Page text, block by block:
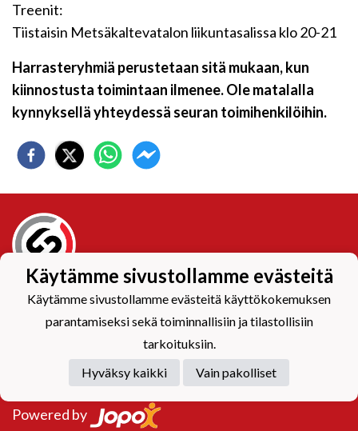
Treenit:
Tiistaisin Metsäkaltevatalon liikuntasalissa klo 20-21
Harrasteryhmiä perustetaan sitä mukaan, kun
kiinnostusta toimintaan ilmenee. Ole matalalla
kynnyksellä yhteydessä seuran toimihenkilöihin.
Tietosuojaseloste
Powered by
Käytämme sivustollamme evästeitä
Käytämme sivustollamme evästeitä käyttökokemuksen
parantamiseksi sekä toiminnallisiin ja tilastollisiin
tarkoituksiin.
Hyväksy kaikki
Vain pakolliset